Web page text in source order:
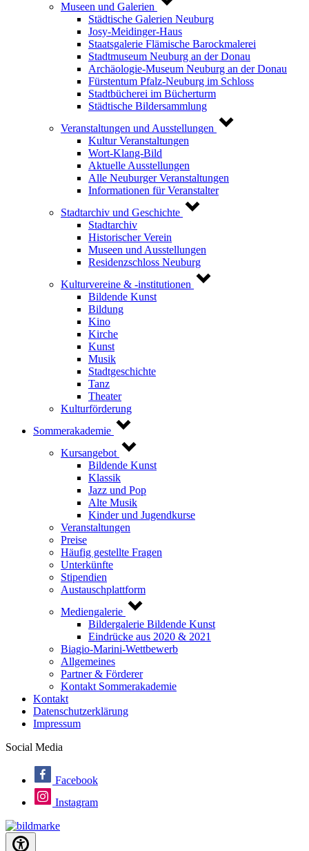
Museen und Galerien
Städtische Galerien Neuburg
Josy-Meidinger-Haus
Staatsgalerie Flämische Barockmalerei
Stadtmuseum Neuburg an der Donau
Archäologie-Museum Neuburg an der Donau
Fürstentum Pfalz-Neuburg im Schloss
Stadtbücherei im Bücherturm
Städtische Bildersammlung
Veranstaltungen und Ausstellungen
Kultur Veranstaltungen
Wort-Klang-Bild
Aktuelle Ausstellungen
Alle Neuburger Veranstaltungen
Informationen für Veranstalter
Stadtarchiv und Geschichte
Stadtarchiv
Historischer Verein
Museen und Ausstellungen
Residenzschloss Neuburg
Kulturvereine & -institutionen
Bildende Kunst
Bildung
Kino
Kirche
Kunst
Musik
Stadtgeschichte
Tanz
Theater
Kulturförderung
Sommerakademie
Kursangebot
Bildende Kunst
Klassik
Jazz und Pop
Alte Musik
Kinder und Jugendkurse
Veranstaltungen
Preise
Häufig gestellte Fragen
Unterkünfte
Stipendien
Austauschplattform
Mediengalerie
Bildergalerie Bildende Kunst
Eindrücke aus 2020 & 2021
Biagio-Marini-Wettbewerb
Allgemeines
Partner & Förderer
Kontakt Sommerakademie
Kontakt
Datenschutzerklärung
Impressum
Social Media
Facebook
Instagram